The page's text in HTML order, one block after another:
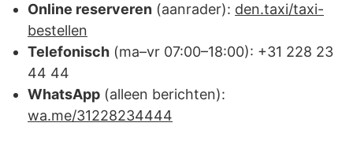
Online reserveren (aanrader): den.taxi/taxi-
bestellen
Telefonisch (ma–vr 07:00–18:00): +31 228 23
44 44
WhatsApp (alleen berichten):
wa.me/31228234444